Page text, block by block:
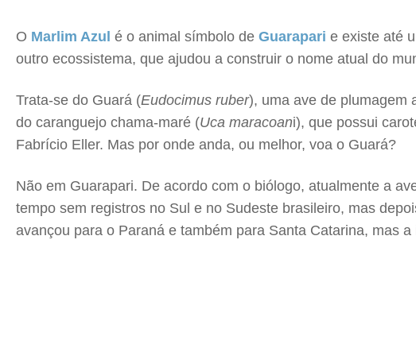
O Marlim Azul é o animal símbolo de Guarapari e existe até
outro ecossistema, que ajudou a construir o nome atual do
Trata-se do Guará (Eudocimus ruber), uma ave de plumagem
do caranguejo chama-maré (Uca maracoani), que possui
Fabrício Eller. Mas por onde anda, ou melhor, voa o Guará?
Não em Guarapari. De acordo com o biólogo, atualmente a
tempo sem registros no Sul e no Sudeste brasileiro, mas
avançou para o Paraná e também para Santa Catarina, mas